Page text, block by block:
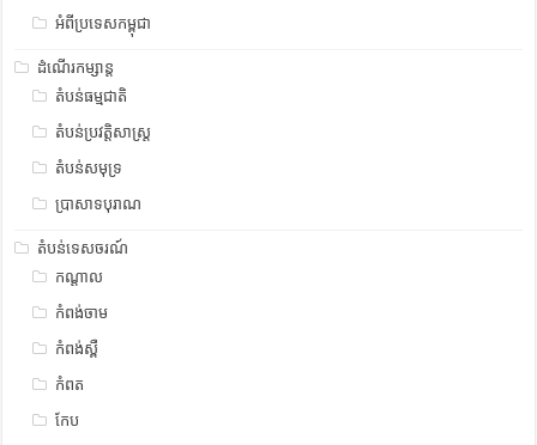
អំពីប្រទេសកម្ពុជា
ដំណើរកម្សាន្ត
តំបន់ធម្មជាតិ
តំបន់ប្រវត្តិសាស្រ្ត
តំបន់សមុទ្រ
ប្រាសាទបុរាណ
តំបន់ទេសចរណ៍
កណ្តាល
កំពង់ចាម
កំពង់ស្ពឺ
កំពត
កែប